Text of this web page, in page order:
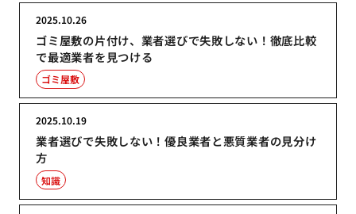
ゴミ屋敷の片付け、業者選びで失敗しない！徹底比較
で最適業者を見つける
2025.10.26
ゴミ屋敷
業者選びで失敗しない！優良業者と悪質業者の見分け
方
2025.10.19
知識